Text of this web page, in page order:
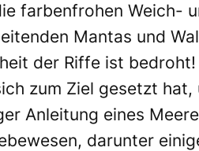
farbenfrohen Weich-
Mantas und
der Riffe ist
zum Ziel gesetzt
Anleitung eines
darunter